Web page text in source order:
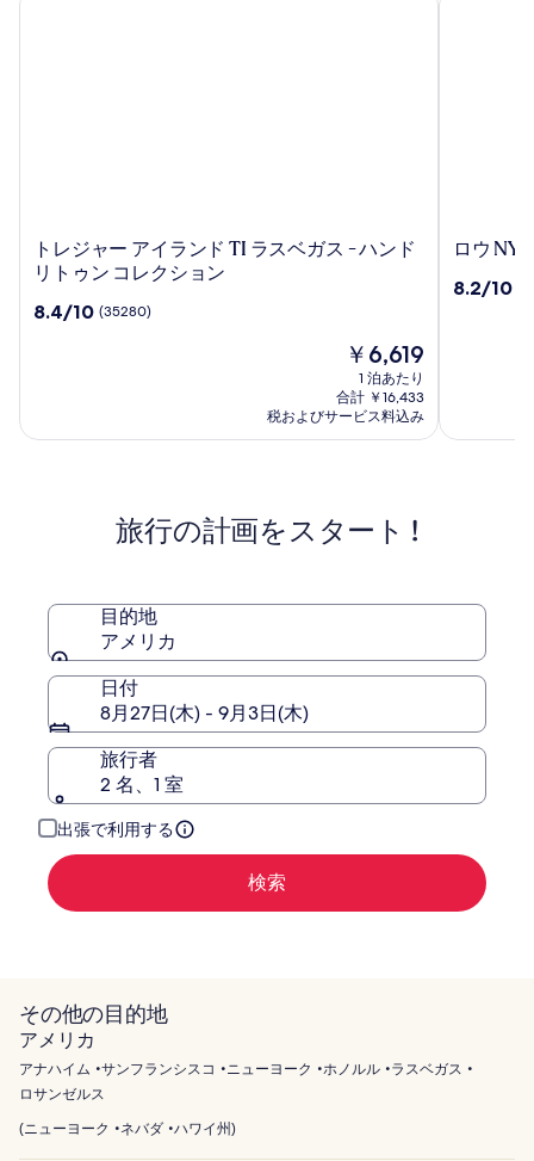
ト
レ
ャ
ン
ス
ハ
ン
リ
ト
ン
コ
レ
ク
シ
トレジャー アイランド TI ラスベガス - ハンド
リトゥン コレクション
10
件
8.4/10 (35280)
現
在
の
料
金
￥6,619
1 泊あたり
合計 ￥16,433
税およびサービス料込み
ロ
NYC
ロウ NYC
10
の
8.2/10
旅行の計画をスタート !
目的地
アメリカ
日付
8月27日(木) - 9月3日(木)
旅行者
2 名、1 室
出張で利用する
検索
その他の目的地
アメリカ
アナハイム サンフランシスコ ニューヨーク ホノルル
ラスベガス
ロサンゼルス
(ニューヨーク ネバダ ハワイ州)